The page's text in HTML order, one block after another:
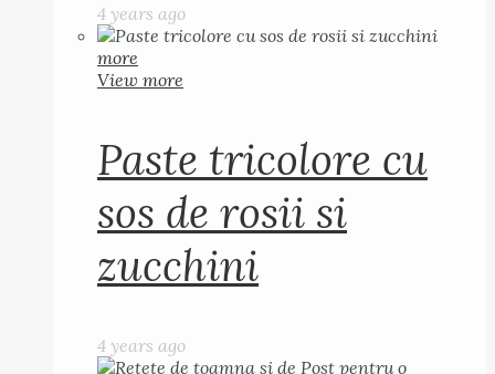
4 years ago
more
View more
Paste tricolore cu
sos de rosii si
zucchini
4 years ago